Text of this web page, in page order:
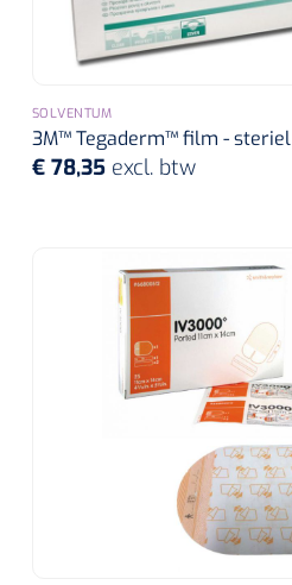
SOLVENTUM
3M™ Tegaderm™ film - steriel
€ 78,35 excl. btw